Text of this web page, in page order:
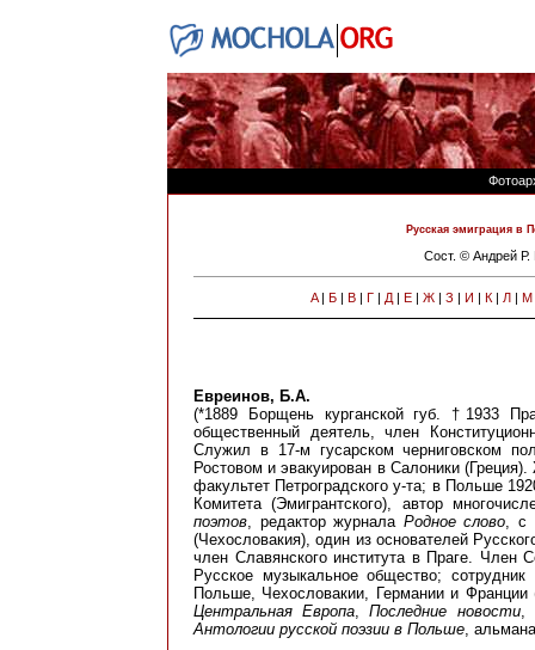
Русская эмиграция в
Сост. © Андрей
A| Б| В| Г| Д| Е| Ж| З | И | К| Л| М
Евреинов, Б.А.
(*1889 Борщень курганской губ. †1933
общественный деятель, член
Служил в 17-м гусарском черниговском
Ростовом и эвакуирован в Салоники
факультет Петроградского у-та; в Польше
Комитета (Эмигрантского), автор
поэтов, редактор журнала Родное слово, с
(Чехословакия), oдин из основателей
член Славянского института в Праге.
Русское музыкальное общество;
Польше, Чехословакии, Германии и Франции
Центральная Европа,Последние новости,
Антологии русской поэзии в Польше,